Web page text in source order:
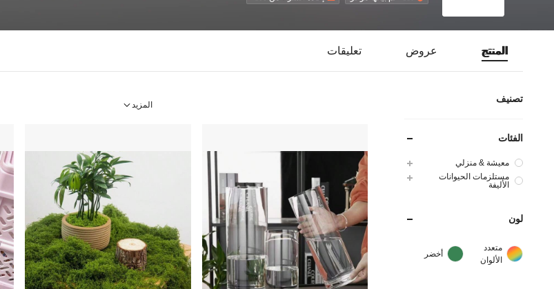
المنتج عروض تعليقات
تصنيف
الفئات
معيشة & منزلي
مستلزمات الحيوانات
الأليفة
لون
متعدد
الألوان
أخضر
المزيد